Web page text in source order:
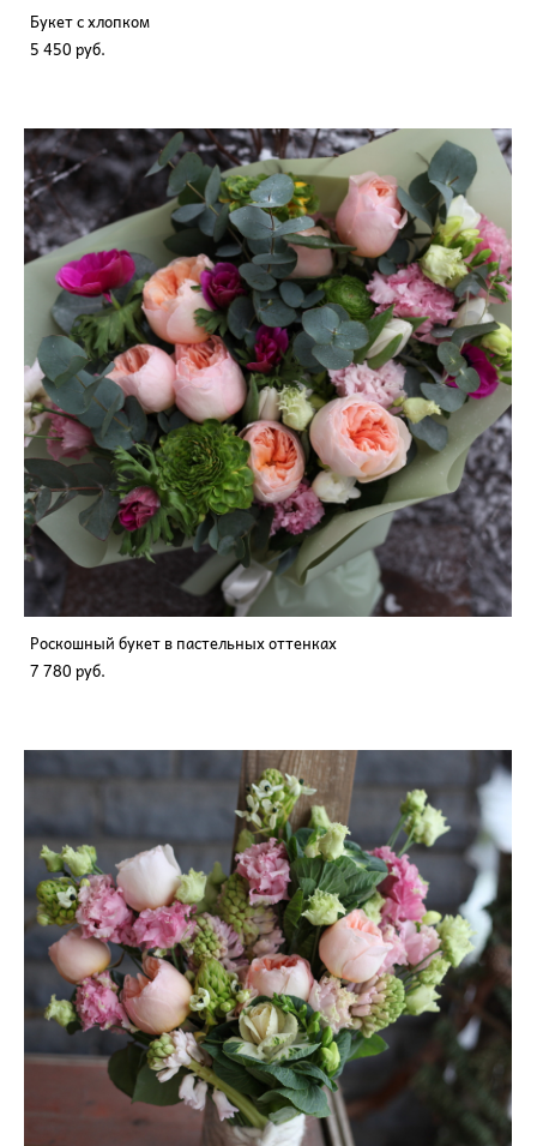
Букет с хлопком
5 450 pуб.
Роскошный букет в пастельных оттенках
7 780 pуб.